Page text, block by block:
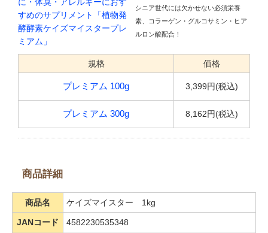
シニア世代には欠かせない必須栄養
素、コラーゲン・グルコサミン・ヒア
ルロン酸配合！
規格 価格
プレミアム 100g 3,399円(税込)
プレミアム 300g 8,162円(税込)
商品詳細
商品名 ケイズマイスター 1kg
JANコード 4582230535348